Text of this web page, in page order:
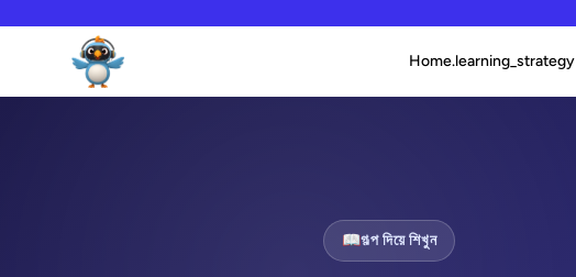
Home.learning_strategy
📖গল্প দিয়ে শিখুন